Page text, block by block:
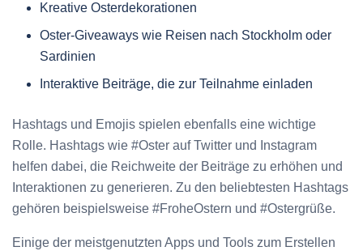
Kreative Osterdekorationen
Oster-Giveaways wie Reisen nach Stockholm oder
Sardinien
Interaktive Beiträge, die zur Teilnahme einladen
Hashtags und Emojis spielen ebenfalls eine wichtige
Rolle. Hashtags wie #Oster auf Twitter und Instagram
helfen dabei, die Reichweite der Beiträge zu erhöhen und
Interaktionen zu generieren. Zu den beliebtesten Hashtags
gehören beispielsweise #FroheOstern und #Ostergrüße.
Einige der meistgenutzten Apps und Tools zum Erstellen